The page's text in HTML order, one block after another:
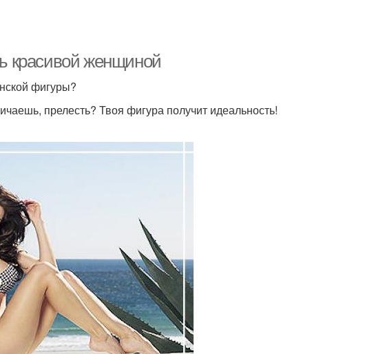
красивой женщиной
фигуры?
прелесть? Твоя фигура получит идеальность!